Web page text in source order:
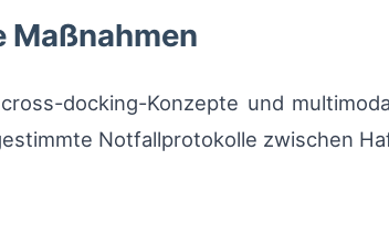
Maßnahmen
docking-Konzepte und
Notfallprotokolle zwischen